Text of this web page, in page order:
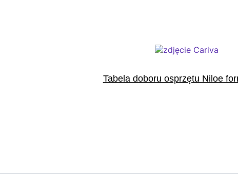
Tabela doboru osprzętu Niloe